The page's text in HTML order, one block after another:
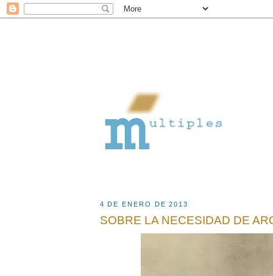
4 DE ENERO DE 2013
SOBRE LA NECESIDAD DE